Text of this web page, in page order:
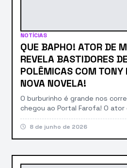
NOTÍCIAS
QUE BAPHO! ATOR DE
REVELA BASTIDORES
POLÊMICAS COM TONY
NOVA NOVELA!
O burburinho é grande nos
chegou ao Portal Farofa! O ator
personagem Mau Mau na
Cuida”, nova novela das 21h,
abriu o jogo sobre os
revelação deixou […]
8 de junho de 2026